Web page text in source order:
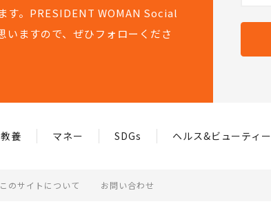
す。PRESIDENT WOMAN Social
いますので、ぜひフォローくださ
教養 マネー SDGs ヘルス&ビューティー
このサイトについて お問い合わせ